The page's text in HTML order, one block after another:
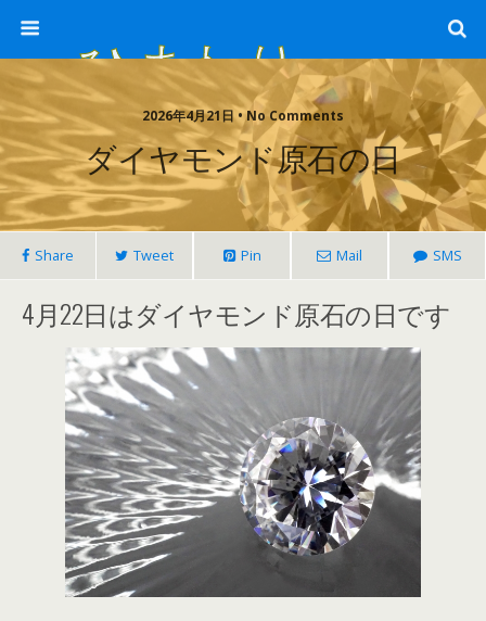
ひまわり畑 sunflower-field
2026年4月21日 • No Comments
ダイヤモンド原石の日
Share Tweet Pin Mail SMS
4月22日はダイヤモンド原石の日です